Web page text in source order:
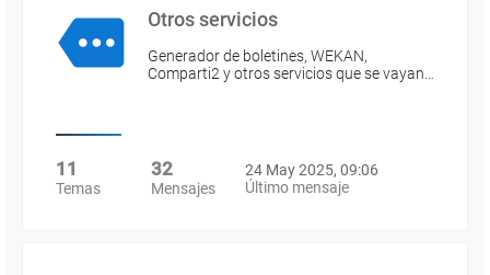
Otros servicios
Generador de boletines, WEKAN,
Comparti2 y otros servicios que se vayan…
11
Temas
32
Mensajes
24 May 2025, 09:06
Último mensaje